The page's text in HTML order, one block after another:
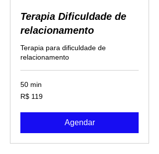
Terapia Dificuldade de
relacionamento
Terapia para dificuldade de
relacionamento
50 min
119
Reais
R$ 119
Agendar